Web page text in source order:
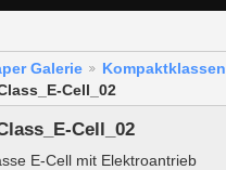
Galerie
Cell_02
Cell_02
E-Cell mit Elektroantrieb